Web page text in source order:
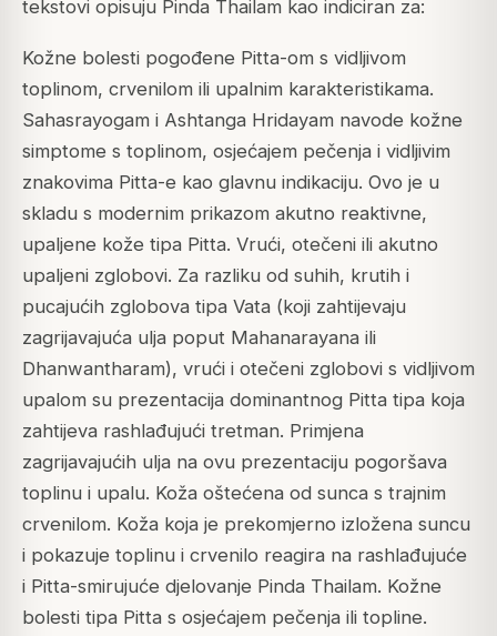
tekstovi opisuju Pinda Thailam kao indiciran za:
Kožne bolesti pogođene Pitta-om s vidljivom
toplinom, crvenilom ili upalnim karakteristikama.
Sahasrayogam i Ashtanga Hridayam navode kožne
simptome s toplinom, osjećajem pečenja i vidljivim
znakovima Pitta-e kao glavnu indikaciju. Ovo je u
skladu s modernim prikazom akutno reaktivne,
upaljene kože tipa Pitta. Vrući, otečeni ili akutno
upaljeni zglobovi. Za razliku od suhih, krutih i
pucajućih zglobova tipa Vata (koji zahtijevaju
zagrijavajuća ulja poput Mahanarayana ili
Dhanwantharam), vrući i otečeni zglobovi s vidljivom
upalom su prezentacija dominantnog Pitta tipa koja
zahtijeva rashlađujući tretman. Primjena
zagrijavajućih ulja na ovu prezentaciju pogoršava
toplinu i upalu. Koža oštećena od sunca s trajnim
crvenilom. Koža koja je prekomjerno izložena suncu
i pokazuje toplinu i crvenilo reagira na rashlađujuće
i Pitta-smirujuće djelovanje Pinda Thailam. Kožne
bolesti tipa Pitta s osjećajem pečenja ili topline.